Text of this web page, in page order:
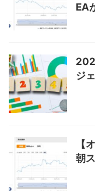
EA
ジ
【
朝